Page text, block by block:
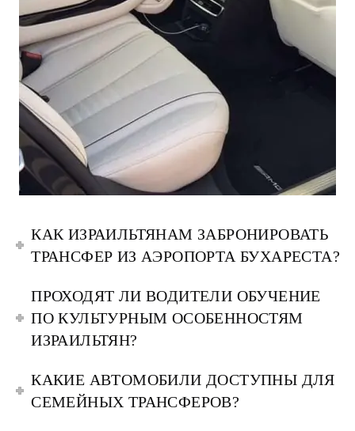
КАК ИЗРАИЛЬТЯНАМ ЗАБРОНИРОВАТЬ
ТРАНСФЕР ИЗ АЭРОПОРТА БУХАРЕСТА?
ПРОХОДЯТ ЛИ ВОДИТЕЛИ ОБУЧЕНИЕ
ПО КУЛЬТУРНЫМ ОСОБЕННОСТЯМ
ИЗРАИЛЬТЯН?
КАКИЕ АВТОМОБИЛИ ДОСТУПНЫ ДЛЯ
СЕМЕЙНЫХ ТРАНСФЕРОВ?